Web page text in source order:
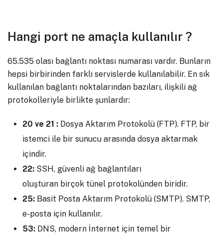
Hangi port ne amaçla kullanılır ?
65.535 olası bağlantı noktası numarası vardır. Bunların
hepsi birbirinden farklı servislerde kullanılabilir. En sık
kullanılan bağlantı noktalarından bazıları, ilişkili ağ
protokolleriyle birlikte şunlardır:
20 ve 21 : Dosya Aktarım Protokolü (FTP). FTP, bir
istemci ile bir sunucu arasında dosya aktarmak
içindir.
22: SSH, güvenli ağ bağlantıları
oluşturan birçok tünel protokolünden biridir.
25: Basit Posta Aktarım Protokolü (SMTP). SMTP,
e-posta için kullanılır.
53: DNS, modern İnternet için temel bir